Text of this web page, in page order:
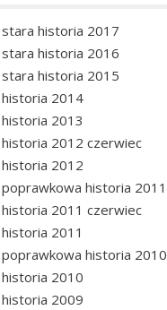
historia 2017
historia 2016
historia 2015
2014
2013
2012 czerwiec
2012
historia 2011
2011 czerwiec
2011
historia 2010
2010
2009